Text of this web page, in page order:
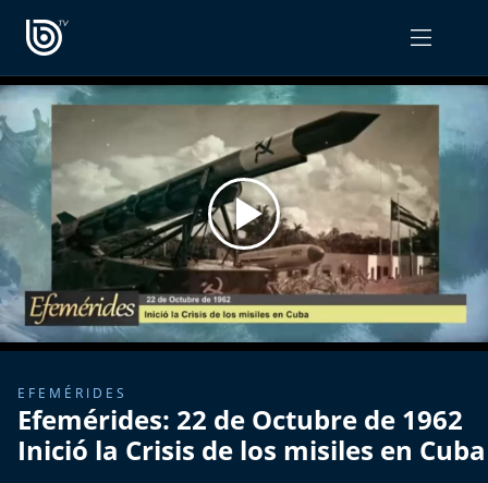
PROGRAMAS
Radiograma
Expreso Bío Bío
Podría Ser Peor
La Entrevista de Tomás Mosciatti
Entrevistas BioBioTV
Comentarios de Tomás Mosciatti
OPINIÓN
PODCAST RADIOGRAMA
EFEMÉRIDES
Efemérides: 22 de Octubre de 1962
Inició la Crisis de los misiles en Cuba